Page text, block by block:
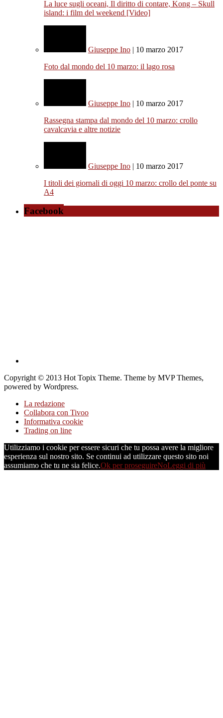
La luce sugli oceani, Il diritto di contare, Kong – Skull
island: i film del weekend [Video]
Giuseppe Ino | 10 marzo 2017
Foto dal mondo del 10 marzo: il lago rosa
Giuseppe Ino | 10 marzo 2017
Rassegna stampa dal mondo del 10 marzo: crollo
cavalcavia e altre notizie
Giuseppe Ino | 10 marzo 2017
I titoli dei giornali di oggi 10 marzo: crollo del ponte su
A4
Facebook
Copyright © 2013 Hot Topix Theme. Theme by MVP Themes,
powered by Wordpress.
La redazione
Collabora con Tivoo
Informativa cookie
Trading on line
Utilizziamo i cookie per essere sicuri che tu possa avere la migliore
esperienza sul nostro sito. Se continui ad utilizzare questo sito noi
assumiamo che tu ne sia felice.Ok per proseguireNoLeggi di più